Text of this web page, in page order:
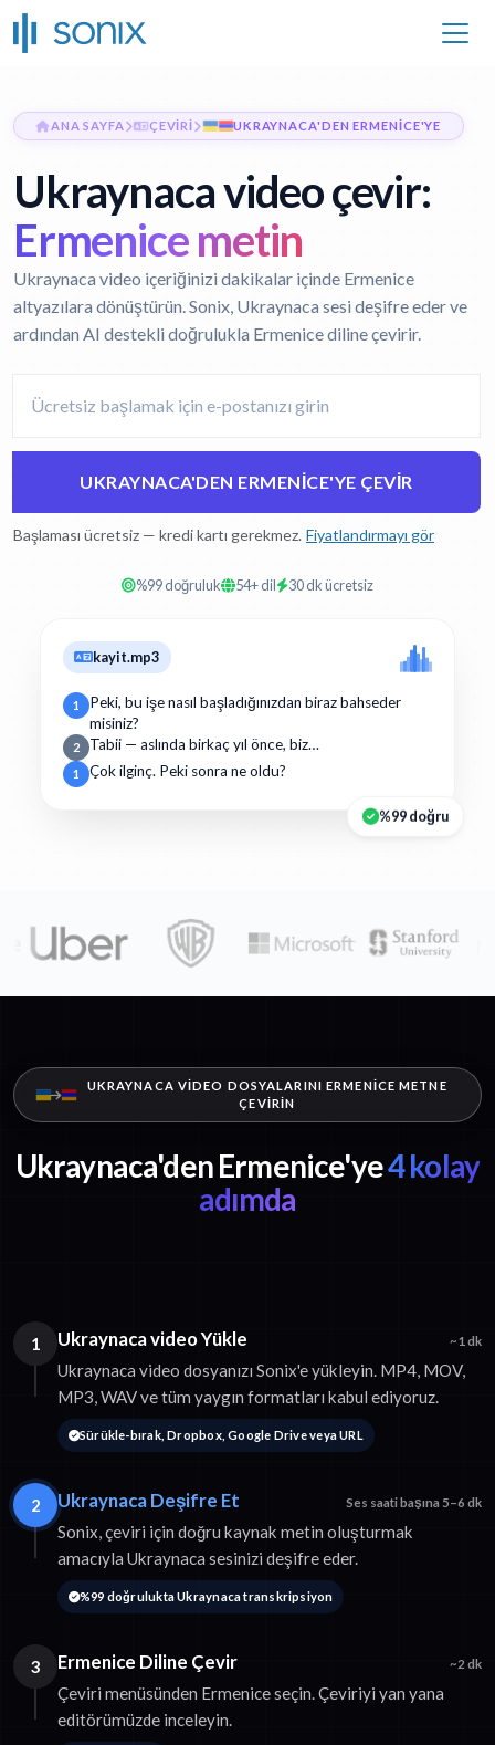
ANA SAYFA ÇEVIRI UKRAYNACA'DEN ERMENICE'YE
Ukraynaca video çevir:
Ermenice metin
Ukraynaca video içeriğinizi dakikalar içinde Ermenice
altyazılara dönüştürün. Sonix, Ukraynaca sesi deşifre eder ve
ardından AI destekli doğrulukla Ermenice diline çevirir.
UKRAYNACA'DEN ERMENICE'YE ÇEVIR
Başlaması ücretsiz — kredi kartı gerekmez. Fiyatlandırmayı gör
%99 doğruluk 54+ dil 30 dk ücretsiz
kayit.mp3
1
Peki, bu işe nasıl başladığınızdan biraz bahseder
misiniz?
2 Tabii — aslında birkaç yıl önce, biz…
1 Çok ilginç. Peki sonra ne oldu?
%99 doğru
UKRAYNACA VIDEO DOSYALARINI ERMENICE METNE
ÇEVIRIN
Ukraynaca'den Ermenice'ye4 kolay
adımda
1 Ukraynaca video Yükle ~1 dk
Ukraynaca video dosyanızı Sonix'e yükleyin. MP4, MOV,
MP3, WAV ve tüm yaygın formatları kabul ediyoruz.
Sürükle-bırak, Dropbox, Google Drive veya URL
2 Ukraynaca Deşifre Et Ses saati başına 5–6 dk
Sonix, çeviri için doğru kaynak metin oluşturmak
amacıyla Ukraynaca sesinizi deşifre eder.
%99 doğrulukta Ukraynaca transkripsiyon
3 Ermenice Diline Çevir ~2 dk
Çeviri menüsünden Ermenice seçin. Çeviriyi yan yana
editörümüzde inceleyin.